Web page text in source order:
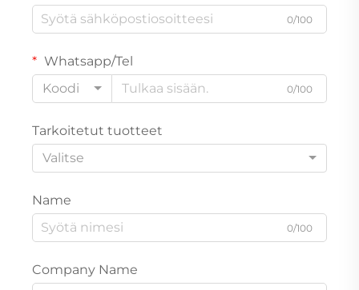
0/100
Whatsapp/Tel
Koodi
0/100
Tarkoitetut tuotteet
Valitse
Name
0/100
Company Name